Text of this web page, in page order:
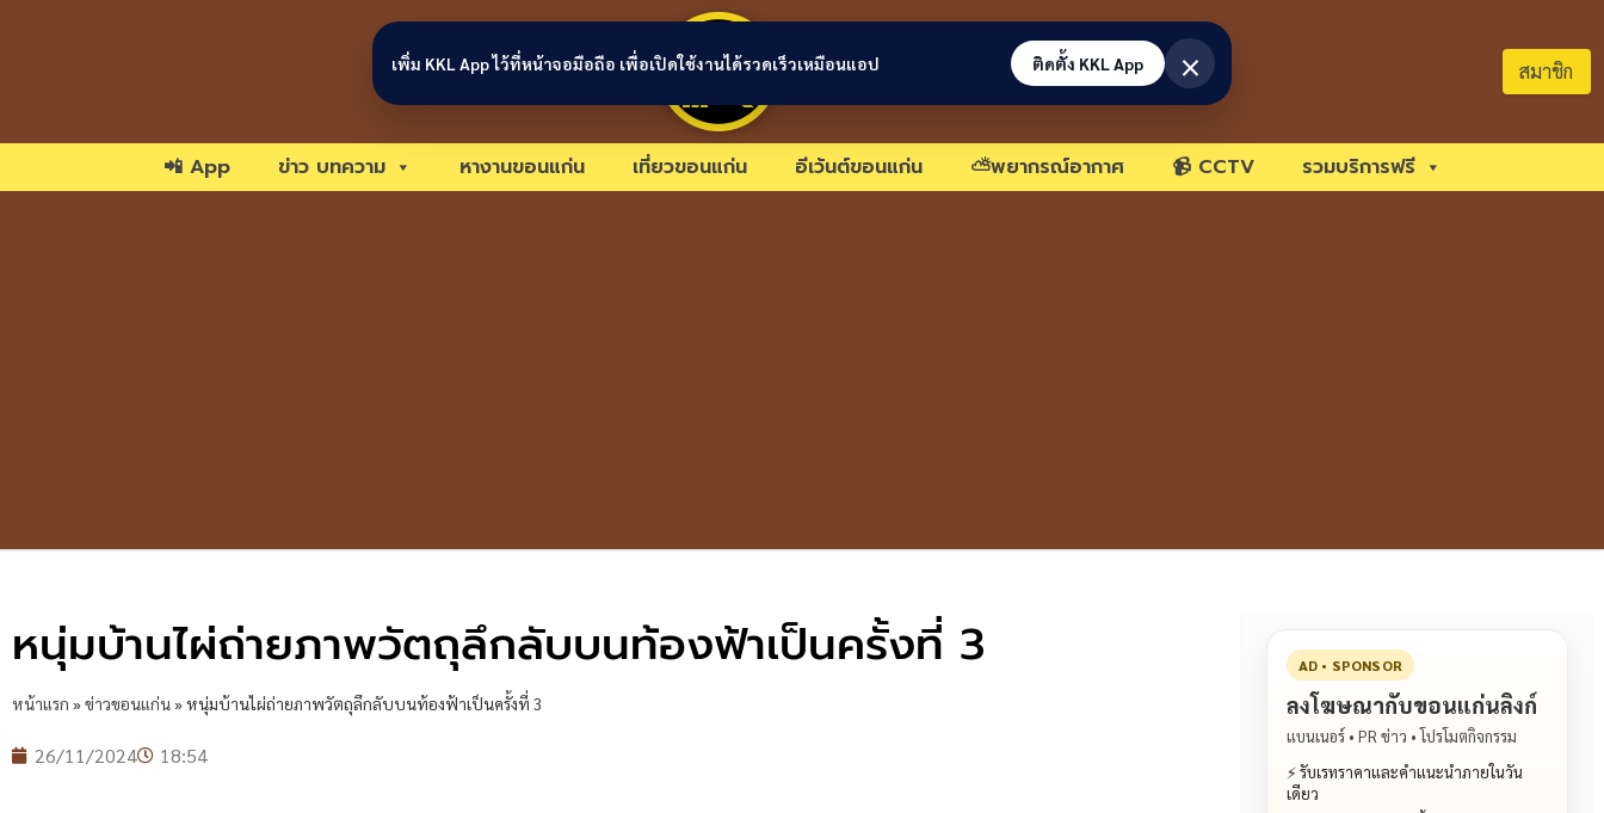
ขอนแก่นลิงก์ สมาชิก
📲 App ข่าว บทความ หางานขอนแก่น เที่ยวขอนแก่น อีเว้นต์ขอนแก่น ⛅พยากรณ์อากาศ 📹 CCTV รวมบริการฟรี
หนุ่มบ้านไผ่ถ่ายภาพวัตถุลึกลับบนท้องฟ้าเป็นครั้งที่ 3
หน้าแรก »ข่าวขอนแก่น» หนุ่มบ้านไผ่ถ่ายภาพวัตถุลึกลับบนท้องฟ้าเป็นครั้งที่ 3
26/11/2024 18:54
AD • SPONSOR
ลงโฆษณากับขอนแก่นลิงก์
แบนเนอร์ • PR ข่าว • โปรโมตกิจกรรม
⚡ รับเรทราคาและคำแนะนำภายในวัน
เดียว
เพิ่ม KKL App ไว้ที่หน้าจอมือถือ เพื่อเปิดใช้งานได้รวดเร็วเหมือนแอป ติดตั้ง KKL App ×